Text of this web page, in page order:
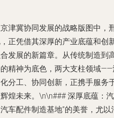
津冀协同发展的战略版图中，
正凭借其深厚的产业底蕴和创
发展的新篇章。从传统制造到
精神为底色，两大支柱领域
分工、协同创新，正携手服务
煌未来。\n\n### 深厚底蕴：
车配件制造基地”的美誉，尤